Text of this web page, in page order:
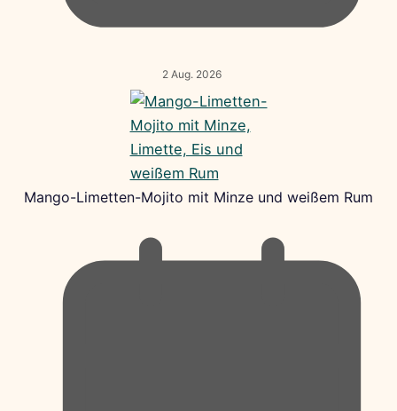
2 Aug. 2026
Mango-Limetten-Mojito mit Minze und weißem Rum